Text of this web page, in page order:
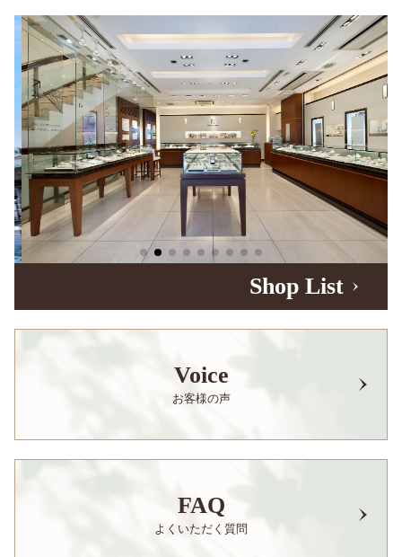
Shop List
Voice
お客様の声
FAQ
よくいただく質問